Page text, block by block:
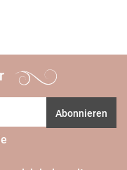
Abonnieren